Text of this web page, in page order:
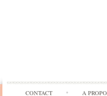
CONTACT A